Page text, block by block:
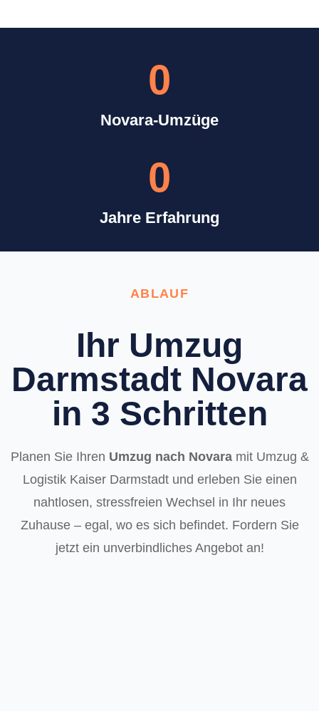
Novara-Umzüge
0
Jahre Erfahrung
0
ABLAUF
Ihr Umzug
Darmstadt Novara
in 3 Schritten
Planen Sie Ihren Umzug nach Novaramit Umzug &
Logistik Kaiser Darmstadt und erleben Sie einen
nahtlosen, stressfreien Wechsel in Ihr neues
Zuhause – egal, wo es sich befindet. Fordern Sie
jetzt ein unverbindliches Angebot an!